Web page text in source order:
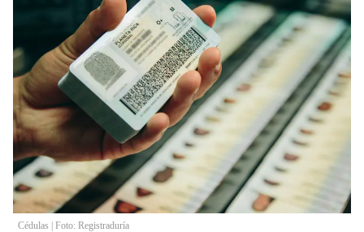
Cédulas | Foto: Registraduría